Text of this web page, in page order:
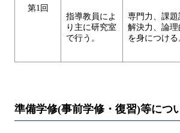
第1回
指導教員によ
り主に研究室
で行う。
専門力、課題
解決力、論
を身につける
準備学修(事前学修・復習)等につ